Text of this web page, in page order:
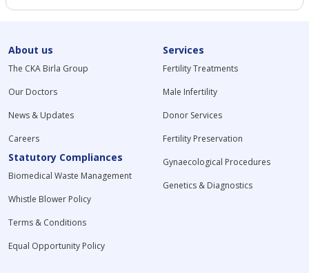
About us
The CKA Birla Group
Our Doctors
News & Updates
Careers
Statutory Compliances
Biomedical Waste Management
Whistle Blower Policy
Terms & Conditions
Equal Opportunity Policy
Services
Fertility Treatments
Male Infertility
Donor Services
Fertility Preservation
Gynaecological Procedures
Genetics & Diagnostics